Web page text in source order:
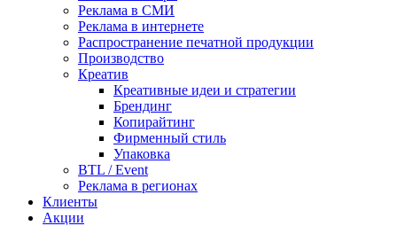
Реклама в СМИ
Реклама в интернете
Распространение печатной продукции
Производство
Креатив
Креативные идеи и стратегии
Брендинг
Копирайтинг
Фирменный стиль
Упаковка
BTL / Event
Реклама в регионах
Клиенты
Акции